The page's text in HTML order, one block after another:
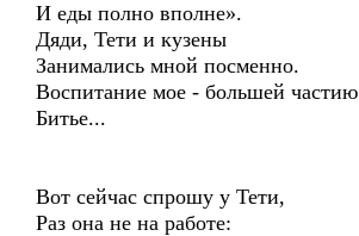
И еды полно вполне».
Дяди, Тети и кузены
Занимались мной посменно.
Воспитание мое - большей частию
Битье...
Вот сейчас спрошу у Тети,
Раз она не на работе: